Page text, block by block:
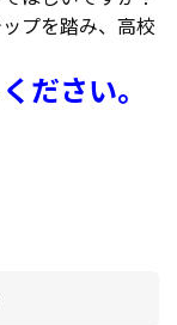
プを踏み、高校
ださい。